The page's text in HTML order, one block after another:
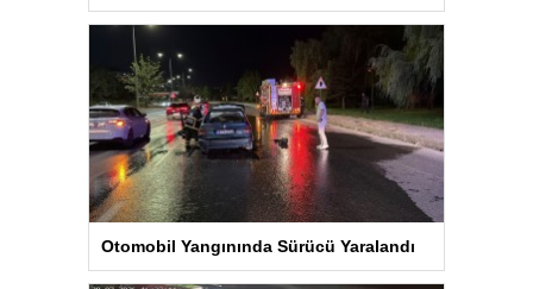
Otomobil Yangınında Sürücü Yaralandı